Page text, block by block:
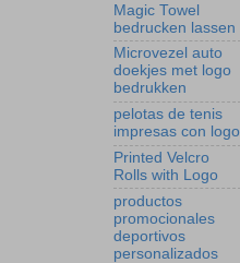
Magic Towel
bedrucken lassen
Microvezel auto
doekjes met logo
bedrukken
pelotas de tenis
impresas con logo
Printed Velcro
Rolls with Logo
productos
promocionales
deportivos
personalizados